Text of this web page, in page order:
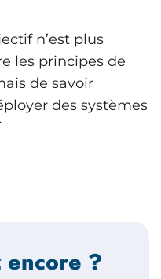
n’est plus
les principes de
de savoir
des systèmes
capable de
encore ?